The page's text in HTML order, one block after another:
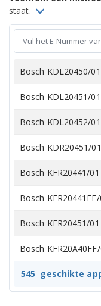
staat.
Bosch KDL20450/01
Bosch KDL20451/01
Bosch KDL20452/01
Bosch KDR20451/01
Bosch KFR20441/01
Bosch KFR20441FF/
Bosch KFR20451/01
Bosch KFR20A40FF/
Bosch
545 geschikte